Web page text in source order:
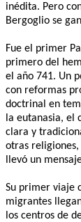
inédita. Pero
Bergoglio se
Fue el primer
primero del
el año 741. Un
con reformas
doctrinal en
la eutanasia, el
clara y
otras
llevó un
Su primer viaje
migrantes
los centros de